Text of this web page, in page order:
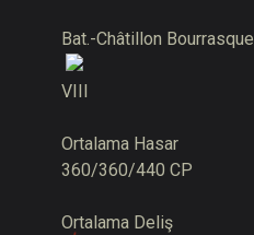
Bat.-Châtillon Bourrasque
VIII
Ortalama Hasar
360/360/440 CP
Ortalama Deliş